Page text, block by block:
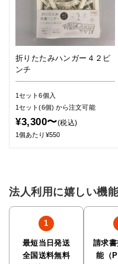
折りたたみハンガー４２ピ
ンチ
1セット6個入
1セット(6個) から注文可能
¥3,300〜(税込)
1個あたり¥550
法人利用に嬉しい機
最短当日発送
全国送料無料
請求書
能（